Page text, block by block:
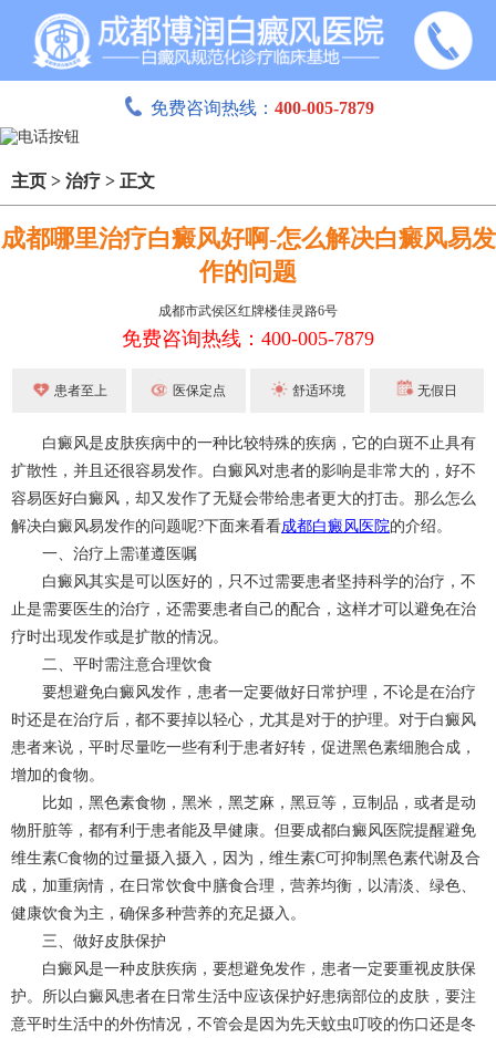
免费咨询热线： 400-005-7879
主页 > 治疗 > 正文
成都哪里治疗白癜风好啊-怎么解决白癜风易发
作的问题
成都市武侯区红牌楼佳灵路6号
免费咨询热线：400-005-7879
患者至上 医保定点 舒适环境 无假日
白癜风是皮肤疾病中的一种比较特殊的疾病，它的白斑不止具有
扩散性，并且还很容易发作。白癜风对患者的影响是非常大的，好不
容易医好白癜风，却又发作了无疑会带给患者更大的打击。那么怎么
解决白癜风易发作的问题呢?下面来看看成都白癜风医院的介绍。
一、治疗上需谨遵医嘱
白癜风其实是可以医好的，只不过需要患者坚持科学的治疗，不
止是需要医生的治疗，还需要患者自己的配合，这样才可以避免在治
疗时出现发作或是扩散的情况。
二、平时需注意合理饮食
要想避免白癜风发作，患者一定要做好日常护理，不论是在治疗
时还是在治疗后，都不要掉以轻心，尤其是对于的护理。对于白癜风
患者来说，平时尽量吃一些有利于患者好转，促进黑色素细胞合成，
增加的食物。
比如，黑色素食物，黑米，黑芝麻，黑豆等，豆制品，或者是动
物肝脏等，都有利于患者能及早健康。但要成都白癜风医院提醒避免
维生素C食物的过量摄入摄入，因为，维生素C可抑制黑色素代谢及合
成，加重病情，在日常饮食中膳食合理，营养均衡，以清淡、绿色、
健康饮食为主，确保多种营养的充足摄入。
三、做好皮肤保护
白癜风是一种皮肤疾病，要想避免发作，患者一定要重视皮肤保
护。所以白癜风患者在日常生活中应该保护好患病部位的皮肤，要注
意平时生活中的外伤情况，不管会是因为先天蚊虫叮咬的伤口还是冬